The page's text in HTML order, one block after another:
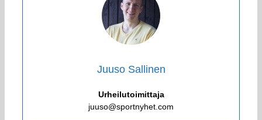
Juuso Sallinen
Urheilutoimittaja
juuso@sportnyhet.com